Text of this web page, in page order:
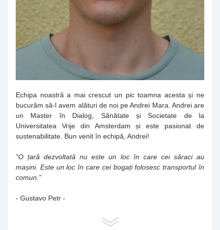
Echipa noastră a mai crescut un pic toamna acesta și ne
bucurăm să-l avem alături de noi pe Andrei Mara. Andrei are
un Master în Dialog, Sănătate și Societate de la
Universitatea Vrije din Amsterdam și este pasionat de
sustenabilitate. Bun venit în echipă, Andrei!
”O țară dezvoltată nu este un loc în care cei săraci au
mașini. Este un loc în care cei bogați folosesc transportul în
comun.”
- Gustavo Petr -